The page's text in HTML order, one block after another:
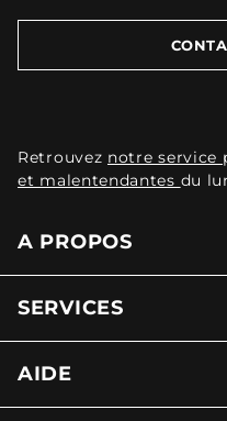
Retrouvez notre service
et malentendantes du
A PROPOS
SERVICES
AIDE